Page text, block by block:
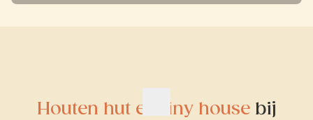
Houten hut en tiny house bij